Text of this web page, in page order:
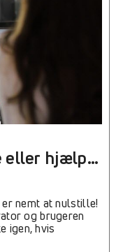
eller hjælp
nemt at nulstille!
og brugeren
igen, hvis